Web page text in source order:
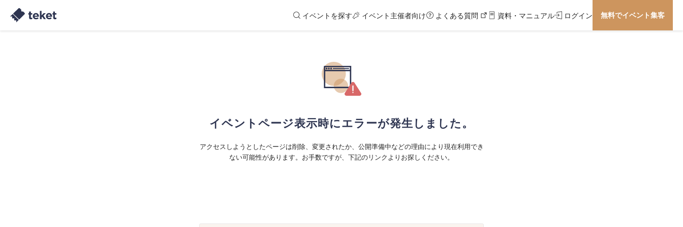
イベントを探す イベント主催者向け よくある質問 資料・マニュアル ログイン 無料でイベント集客
イベントページ表示時にエラーが発生しました。
アクセスしようとしたページは削除、変更されたか、公開準備中などの理由により現在利用でき
ない可能性があります。お手数ですが、下記のリンクよりお探しください。